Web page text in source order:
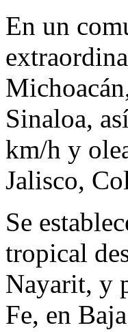
En un
Sinaloa,
km/h y
Jalisco,
Se
tropical
Nayarit, y
Fe, en